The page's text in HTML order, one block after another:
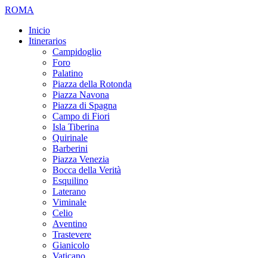
ROMA
Inicio
Itinerarios
Campidoglio
Foro
Palatino
Piazza della Rotonda
Piazza Navona
Piazza di Spagna
Campo di Fiori
Isla Tiberina
Quirinale
Barberini
Piazza Venezia
Bocca della Verità
Esquilino
Laterano
Viminale
Celio
Aventino
Trastevere
Gianicolo
Vaticano